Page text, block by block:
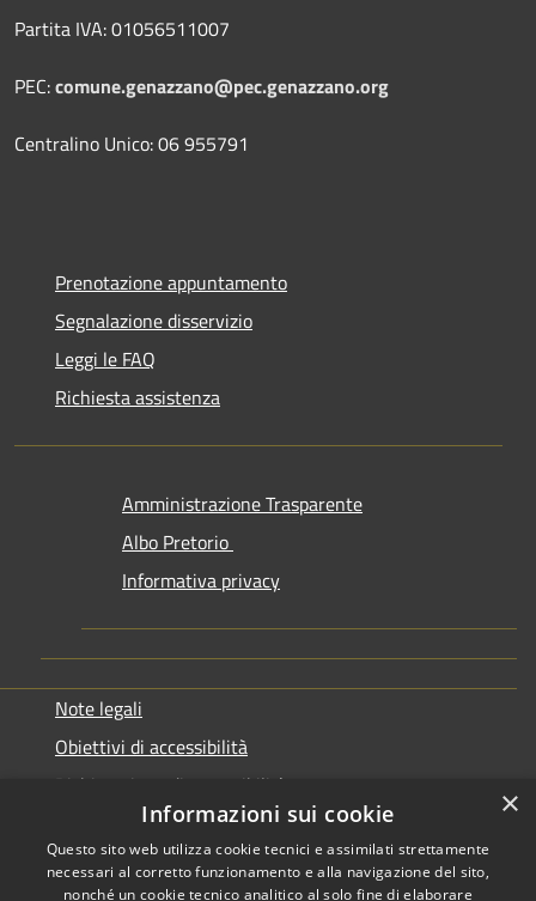
Partita IVA: 01056511007
PEC:comune.genazzano@pec.genazzano.org
Centralino Unico: 06 955791
Prenotazione appuntamento
Segnalazione disservizio
Leggi le FAQ
Richiesta assistenza
Amministrazione Trasparente
Albo Pretorio
Informativa privacy
Note legali
Obiettivi di accessibilità
Dichiarazione di accessibilità
×
Informazioni sui cookie
Questo sito web utilizza cookie tecnici e assimilati strettamente
necessari al corretto funzionamento e alla navigazione del sito,
nonché un cookie tecnico analitico al solo fine di elaborare